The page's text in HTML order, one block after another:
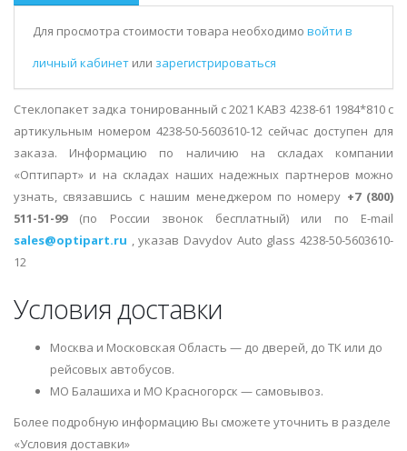
Для просмотра стоимости товара необходимо войти в
личный кабинет или зарегистрироваться
Стеклопакет задка тонированный с 2021 КАВЗ 4238-61 1984*810 с
артикульным номером 4238-50-5603610-12 сейчас доступен для
заказа. Информацию по наличию на складах компании
«Оптипарт» и на складах наших надежных партнеров можно
узнать, связавшись с нашим менеджером по номеру +7 (800)
511-51-99(по России звонок бесплатный) или по E-mail
sales@optipart.ru , указав Davydov Auto glass 4238-50-5603610-
12
Условия доставки
Москва и Московская Область — до дверей, до ТК или до
рейсовых автобусов.
МО Балашиха и МО Красногорск — самовывоз.
Более подробную информацию Вы сможете уточнить в разделе
«Условия доставки»